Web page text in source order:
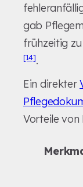
gab
frühzeitig
[14].
Ein direkter
Vorteile von